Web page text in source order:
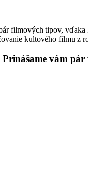
filmových tipov,
kultového filmu z
vám